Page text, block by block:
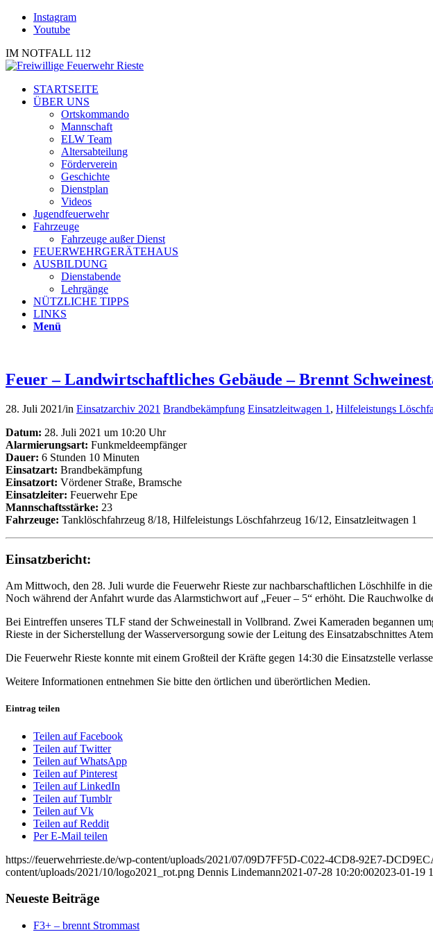
Instagram
Youtube
IM NOTFALL 112
STARTSEITE
ÜBER UNS
Ortskommando
Mannschaft
ELW Team
Altersabteilung
Förderverein
Geschichte
Dienstplan
Videos
Jugendfeuerwehr
Fahrzeuge
Fahrzeuge außer Dienst
FEUERWEHRGERÄTEHAUS
AUSBILDUNG
Dienstabende
Lehrgänge
NÜTZLICHE TIPPS
LINKS
Menü
Feuer – Landwirtschaftliches Gebäude – Brennt
28. Juli 2021/in Einsatzarchiv 2021 Brandbekämpfung Einsatzleitwagen 1 , Hilfeleistungs
Datum: 28. Juli 2021 um 10:20 Uhr
Alarmierungsart: Funkmeldeempfänger
Dauer: 6 Stunden 10 Minuten
Einsatzart: Brandbekämpfung
Einsatzort: Vördener Straße, Bramsche
Einsatzleiter: Feuerwehr Epe
Mannschaftsstärke: 23
Fahrzeuge: Tanklöschfahrzeug 8/18, Hilfeleistungs Löschfahrzeug 16/12, Einsatzleitwagen 1
Einsatzbericht:
Am Mittwoch, den 28. Juli wurde die Feuerwehr Rieste zur nachbarschaftlichen Löschhilfe in
Noch während der Anfahrt wurde das Alarmstichwort auf „Feuer – 5“ erhöht. Die Rauchwolke
Bei Eintreffen unseres TLF stand der Schweinestall in Vollbrand. Zwei Kameraden begannen
Rieste in der Sicherstellung der Wasserversorgung sowie der Leitung des Einsatzabschnittes
Die Feuerwehr Rieste konnte mit einem Großteil der Kräfte gegen 14:30 die Einsatzstelle
Weitere Informationen entnehmen Sie bitte den örtlichen und überörtlichen Medien.
Eintrag teilen
Teilen auf Facebook
Teilen auf Twitter
Teilen auf WhatsApp
Teilen auf Pinterest
Teilen auf LinkedIn
Teilen auf Tumblr
Teilen auf Vk
Teilen auf Reddit
Per E-Mail teilen
https://feuerwehrrieste.de/wp-content/uploads/2021/07/09D7FF5D-C022-4CD8-92E7-
content/uploads/2021/10/logo2021_rot.png Dennis Lindemann2021-07-28 10:20:002023-01-19
Neueste Beiträge
F3+ – brennt Strommast